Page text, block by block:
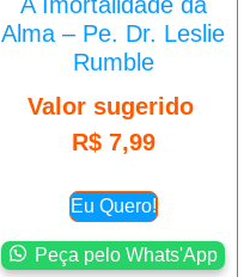
Alma – Pe. Dr. Leslie
Rumble
Valor sugerido
R$7,99
Eu Quero!
Peça pelo Whats'App